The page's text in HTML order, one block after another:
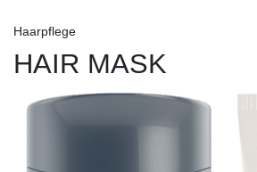
Haarpflege
HAIR MASK